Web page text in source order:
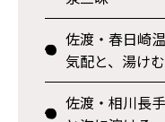
佐渡・春日崎
気配と、湯け
佐渡・相川長